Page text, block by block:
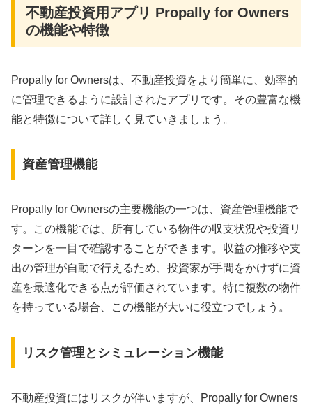
不動産投資用アプリ Propally for Owners
の機能や特徴
Propally for Ownersは、不動産投資をより簡単に、効率的
に管理できるように設計されたアプリです。その豊富な機
能と特徴について詳しく見ていきましょう。
資産管理機能
Propally for Ownersの主要機能の一つは、資産管理機能で
す。この機能では、所有している物件の収支状況や投資リ
ターンを一目で確認することができます。収益の推移や支
出の管理が自動で行えるため、投資家が手間をかけずに資
産を最適化できる点が評価されています。特に複数の物件
を持っている場合、この機能が大いに役立つでしょう。
リスク管理とシミュレーション機能
不動産投資にはリスクが伴いますが、Propally for Owners